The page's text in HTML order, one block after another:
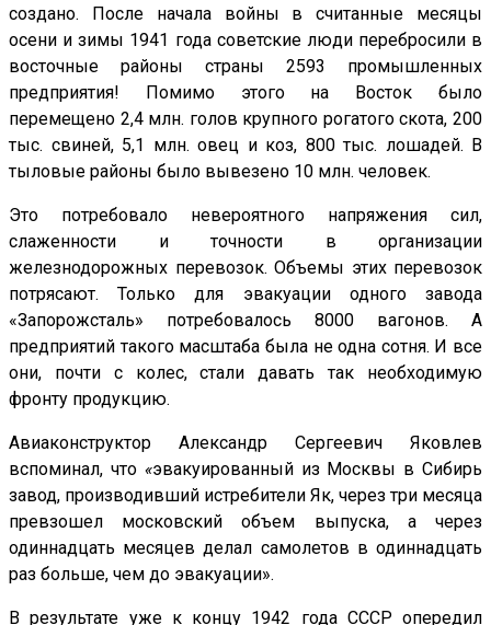
создано. После начала войны в считанные месяцы
осени и зимы 1941 года советские люди перебросили в
восточные районы страны 2593 промышленных
предприятия! Помимо этого на Восток было
перемещено 2,4 млн. голов крупного рогатого скота, 200
тыс. свиней, 5,1 млн. овец и коз, 800 тыс. лошадей. В
тыловые районы было вывезено 10 млн. человек.
Это потребовало невероятного напряжения сил,
слаженности и точности в организации
железнодорожных перевозок. Объемы этих перевозок
потрясают. Только для эвакуации одного завода
«Запорожсталь» потребовалось 8000 вагонов. А
предприятий такого масштаба была не одна сотня. И все
они, почти с колес, стали давать так необходимую
фронту продукцию.
Авиаконструктор Александр Сергеевич Яковлев
вспоминал, что «эвакуированный из Москвы в Сибирь
завод, производивший истребители Як, через три месяца
превзошел московский объем выпуска, а через
одиннадцать месяцев делал самолетов в одиннадцать
раз больше, чем до эвакуации».
В результате уже к концу 1942 года СССР опередил